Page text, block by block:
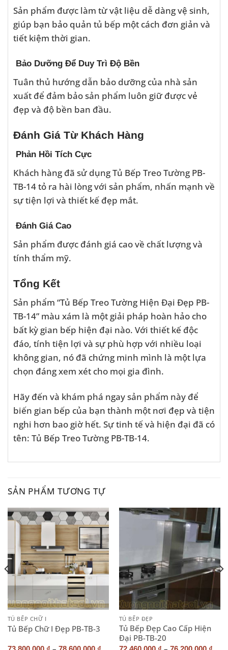
Sản phẩm được làm từ vật liệu dễ dàng vệ sinh,
giúp bạn bảo quản tủ bếp một cách đơn giản và
tiết kiệm thời gian.
Bảo Dưỡng Để Duy Trì Độ Bền
Tuân thủ hướng dẫn bảo dưỡng của nhà sản
xuất để đảm bảo sản phẩm luôn giữ được vẻ
đẹp và độ bền ban đầu.
Đánh Giá Từ Khách Hàng
Phản Hồi Tích Cực
Khách hàng đã sử dụng Tủ Bếp Treo Tường PB-
TB-14 tỏ ra hài lòng với sản phẩm, nhấn mạnh về
sự tiện lợi và thiết kế đẹp mắt.
Đánh Giá Cao
Sản phẩm được đánh giá cao về chất lượng và
tính thẩm mỹ.
Tổng Kết
Sản phẩm “Tủ Bếp Treo Tường Hiện Đại Đẹp PB-
TB-14” màu xám là một giải pháp hoàn hảo cho
bất kỳ gian bếp hiện đại nào. Với thiết kế độc
đáo, tính tiện lợi và sự phù hợp với nhiều loại
không gian, nó đã chứng minh mình là một lựa
chọn đáng xem xét cho mọi gia đình.
Hãy đến và khám phá ngay sản phẩm này để
biến gian bếp của bạn thành một nơi đẹp và tiện
nghi hơn bao giờ hết. Sự tinh tế và hiện đại đã có
tên: Tủ Bếp Treo Tường PB-TB-14.
SẢN PHẨM TƯƠNG TỰ
TỦ BẾP CHỮ I
Tủ Bếp Chữ I Đẹp PB-TB-3
TỦ BẾP ĐẸP
Tủ Bếp Đẹp Cao Cấp Hiện
Đại PB-TB-20